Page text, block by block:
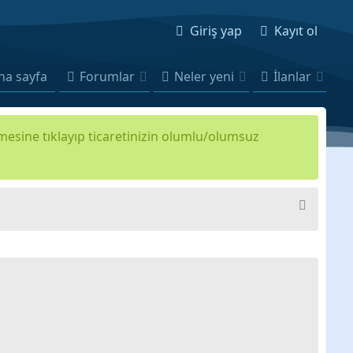
Giriş yap Kayıt ol
sayfa Forumlar Neler yeni İlanlar
tıklayıp ticaretinizin olumlu/olumsuz